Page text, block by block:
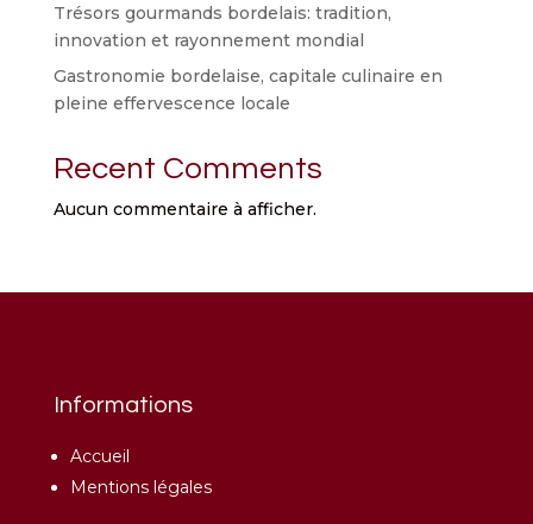
Trésors gourmands bordelais: tradition,
innovation et rayonnement mondial
Gastronomie bordelaise, capitale culinaire en
pleine effervescence locale
Recent Comments
Aucun commentaire à afficher.
Informations
Accueil
Mentions légales